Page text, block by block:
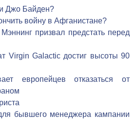
Джо Байден?
войну в Афганистане?
призвал предстать перед
Virgin Galactic достиг высоты 90
европейцев отказаться от
бывшего менеджера кампании